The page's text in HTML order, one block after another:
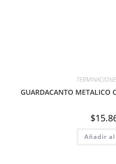
GUARDACANTO METALICO
$
Añadir